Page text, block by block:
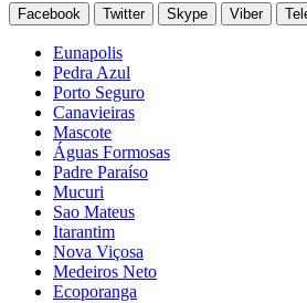
Facebook Twitter Skype Viber
Eunapolis
Pedra Azul
Porto Seguro
Canavieiras
Mascote
Águas Formosas
Padre Paraíso
Mucuri
Sao Mateus
Itarantim
Nova Viçosa
Medeiros Neto
Ecoporanga